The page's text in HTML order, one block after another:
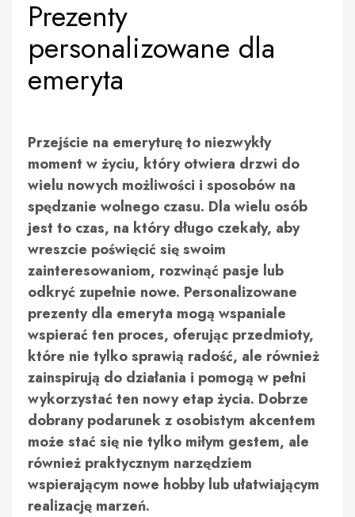
Prezenty
personalizowane dla
emeryta
Przejście na emeryturę to niezwykły
moment w życiu, który otwiera drzwi do
wielu nowych możliwości i sposobów na
spędzanie wolnego czasu. Dla wielu osób
jest to czas, na który długo czekały, aby
wreszcie poświęcić się swoim
zainteresowaniom, rozwinąć pasje lub
odkryć zupełnie nowe. Personalizowane
prezenty dla emeryta mogą wspaniale
wspierać ten proces, oferując przedmioty,
które nie tylko sprawią radość, ale również
zainspirują do działania i pomogą w pełni
wykorzystać ten nowy etap życia. Dobrze
dobrany podarunek z osobistym akcentem
może stać się nie tylko miłym gestem, ale
również praktycznym narzędziem
wspierającym nowe hobby lub ułatwiającym
realizację marzeń.